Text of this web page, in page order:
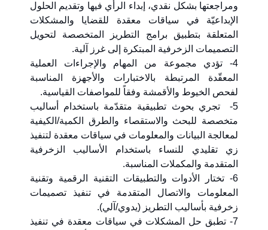
ومراجعتها بشكل نقدي، إبداء الرأي فيها وتقديم الحلول
الإبداعيّة في سياقات معقدة للقضايا والمشكلات
المتعلقة بتطبيق برامج التطريز المتخصصة لتحويل
التصميمات الزخرفية المبتكرة إلى غرز آلية.
4- تؤدي مجموعة من المهام والإجراءات العملية
المعقّدة المرتبطة بالاختبارات والأجهزة المناسبة
لفحص الخيوط والأقمشة وفقاً للمواصفات القياسية.
5- تجري بحوث تطبيقية متقدّمة باستخدام أساليب
متخصصة للبحث والاستقصاء والطرق الكمية/الكيفية
لمعالجة البيانات والمعلومات في سياقات معقدة لتنفيذ
زي تقليدي للنساء باستخدام الأساليب الزخرفية
المتقدمة والمكملات المناسبة.
6- تختار الأدوات والتطبيقات التقنية الرقمية وتقنية
المعلومات والاتصال المتقدمة في تنفيذ تصميمات
زخرفية بأساليب التطريز (يدوي/آلي).
7- تطبق حل المشكلات في سياقات معقدة في تنفيذ